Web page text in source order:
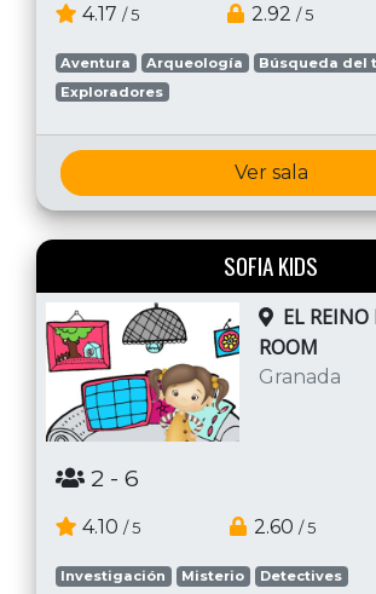
4.17 / 5 2.92 / 5
Aventura Arqueología
Búsqueda del
Exploradores
Ver sala
SOFIA KIDS
EL REINO
ROOM
Granada
2 - 6
4.10 / 5 2.60 / 5
Investigación Misterio
Detectives